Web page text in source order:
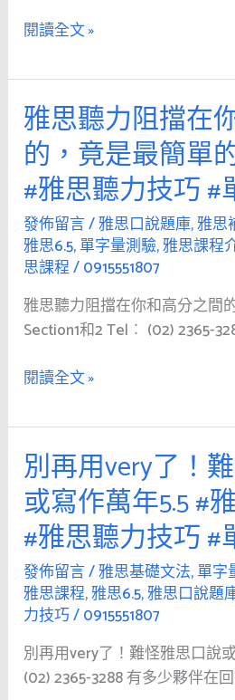
補
班
秘
鍍
多
益
準
備
多
益
補
習
班
多
益
成
怎
麼
看
福
爾
摩
思
院
閱讀全文 »
雅思聽力阻擋在
的，竟是最簡單
#雅思聽力技巧 #
發佈留言/雅思口說題庫,雅思
雅思6.5,單字量測驗,雅思課程
思課程/0915551807
雅思聽力阻擋在你和高分之間
Section1和2 Tel︰ (02) 2365-
雅
思
聽
力
阻
擋
在
和
高
之
的，
竟
是
最
簡
單
的
Section1
和
2
#
閱讀全文 »
別再用very了！
或寫作萬年5.5 #
#雅思聽力技巧 #
發佈留言/雅思基礎文法,單字
雅思課程,雅思6.5,雅思口說題
力技巧/0915551807
別再用very了！難怪雅思口說
(02) 2365-3288 有多少夥伴在
別
再
用
very
了！
難
怪
思
口